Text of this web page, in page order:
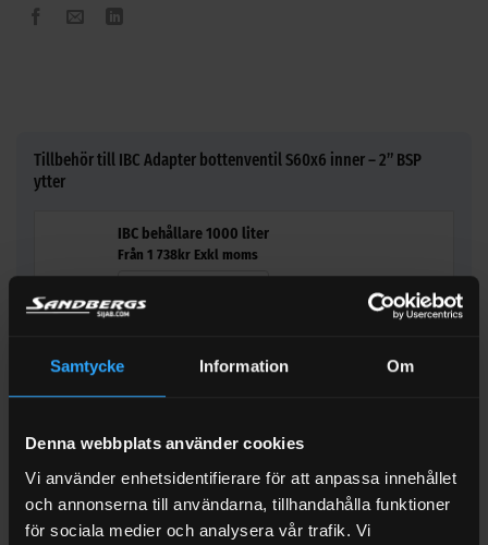
Samtycke Information Om
Denna webbplats använder cookies
Vi använder enhetsidentifierare för att anpassa innehållet
och annonserna till användarna, tillhandahålla funktioner
för sociala medier och analysera vår trafik. Vi
Tillbehör till IBC Adapter bottenventil S60x6 inner – 2” BSP
ytter
IBC behållare 1000 liter
Från 1 738 kr Exkl moms
BESKRIVNING
RECENSIONER (0)
FRAKT